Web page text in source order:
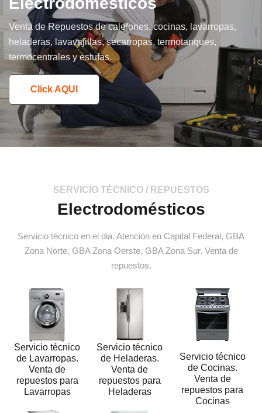
Venta de Repuestos de calefones, cocinas, lavarropas,
heladeras, lavavajillas, secarropas, termotanques,
termocentrales y estufas.
Click AQUI
SERVICIO TÉCNICO / REPUESTOS
Electrodomésticos
Servicio técnico en el dia. Atención en Capital Federal, GBA
Zona Norte, GBA Zona Oerste, GBA Zona Sur. Venta de
repuestos.
Servicio técnico
de Lavarropas.
Venta de
repuestos para
Lavarropas
Servicio técnico
de Heladeras.
Venta de
repuestos para
Heladeras
Servicio técnico
de Cocinas.
Venta de
repuestos para
Cocinas